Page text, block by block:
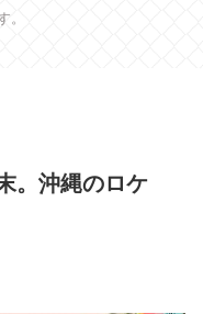
。
。沖縄のロケ